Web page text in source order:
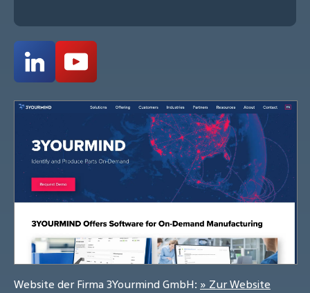
Website der Firma 3Yourmind GmbH: » Zur Website